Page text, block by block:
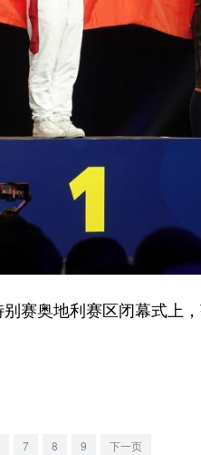
奥地利赛区闭幕式上
7 8 9 下一页